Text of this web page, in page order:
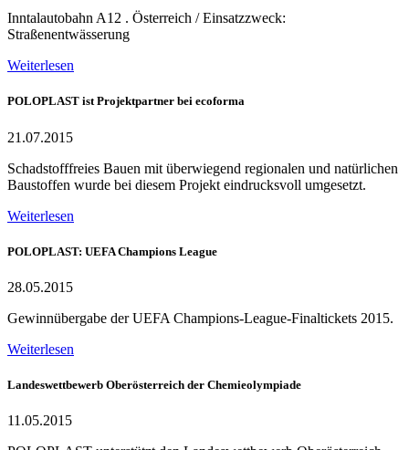
Inntalautobahn A12 . Österreich / Einsatzzweck:
Straßenentwässerung
Weiterlesen
POLOPLAST ist Projektpartner bei ecoforma
21.07.2015
Schadstofffreies Bauen mit überwiegend regionalen und natürlichen
Baustoffen wurde bei diesem Projekt eindrucksvoll umgesetzt.
Weiterlesen
POLOPLAST: UEFA Champions League
28.05.2015
Gewinnübergabe der UEFA Champions-League-Finaltickets 2015.
Weiterlesen
Landeswettbewerb Oberösterreich der Chemieolympiade
11.05.2015